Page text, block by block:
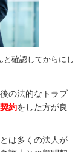
確認してからにし
の法的なトラブ
約をした方が良
は多くの法人が